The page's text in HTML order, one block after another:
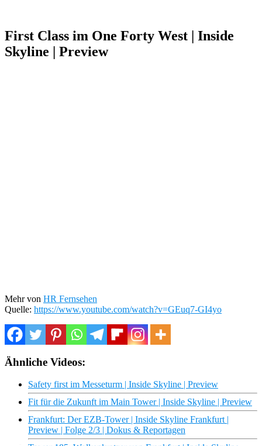
First Class im One Forty West | Inside
Skyline | Preview
Mehr von HR Fernsehen
Quelle: https://www.youtube.com/watch?v=GEuq7-GI4yo
Ähnliche Videos:
Safety first im Messeturm | Inside Skyline | Preview
Fit für die Zukunft im Main Tower | Inside Skyline | Preview
Frankfurt: Der EZB-Tower | Inside Skyline Frankfurt |
Preview | Folge 2/3 | Dokus & Reportagen